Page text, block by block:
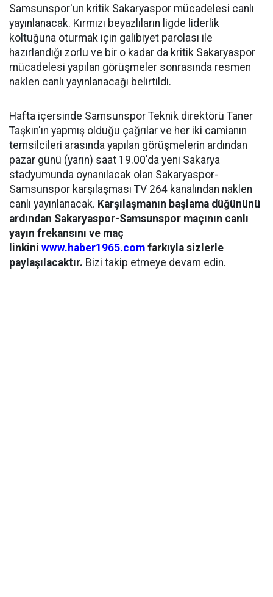
Samsunspor'un kritik Sakaryaspor mücadelesi canlı
yayınlanacak. Kırmızı beyazlıların ligde liderlik
koltuğuna oturmak için galibiyet parolası ile
hazırlandığı zorlu ve bir o kadar da kritik Sakaryaspor
mücadelesi yapılan görüşmeler sonrasında resmen
naklen canlı yayınlanacağı belirtildi.
Hafta içersinde Samsunspor Teknik direktörü Taner
Taşkın'ın yapmış olduğu çağrılar ve her iki camianın
temsilcileri arasında yapılan görüşmelerin ardından
pazar günü (yarın) saat 19.00'da yeni Sakarya
stadyumunda oynanılacak olan Sakaryaspor-
Samsunspor karşılaşması TV 264 kanalından naklen
canlı yayınlanacak. Karşılaşmanın başlama düğününü
ardından Sakaryaspor-Samsunspor maçının canlı
yayın frekansını ve maç
linkini www.haber1965.com farkıyla sizlerle
paylaşılacaktır. Bizi takip etmeye devam edin.